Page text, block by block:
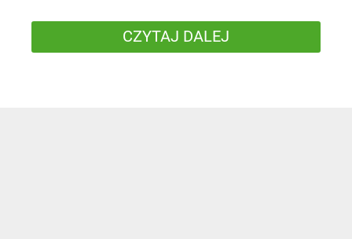
CZYTAJ DALEJ